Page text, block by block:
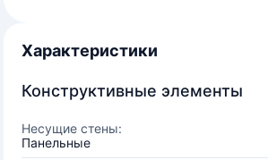
Характеристики
Конструктивные элементы
Несущие стены:
Панельные